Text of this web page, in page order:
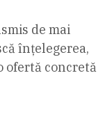
de mai
înțelegerea,
ofertă concretă